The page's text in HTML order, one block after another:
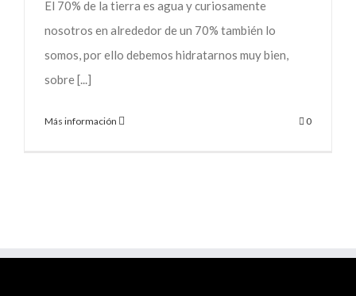
El 70% de la tierra es agua y curiosamente
nosotros en alrededor de un 70% también lo
somos, por ello debemos hidratarnos muy bien,
sobre [...]
Más información 0